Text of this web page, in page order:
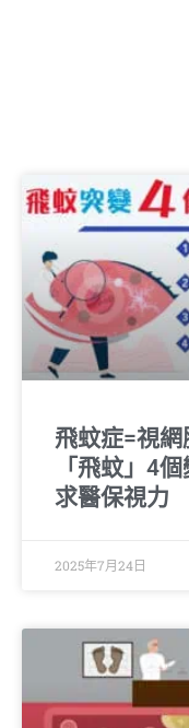
飛蚊症=視
「飛蚊」4
求醫保視力
2025年7月24日